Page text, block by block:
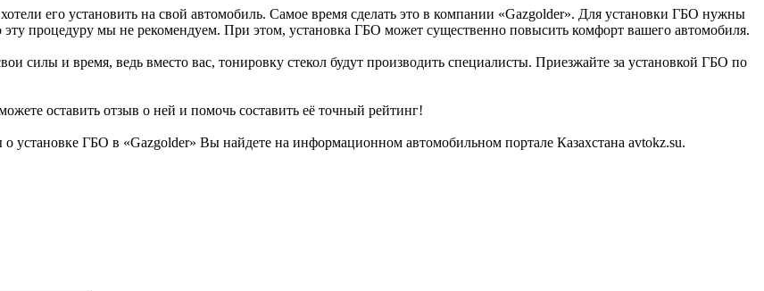
его установить на свой автомобиль. Самое время сделать это в компании «Gazgolder». Для установки ГБО нужны
эту процедуру мы не рекомендуем. При этом, установка ГБО может существенно повысить комфорт вашего автомобиля.
силы и время, ведь вместо вас, тонировку стекол будут производить специалисты. Приезжайте за установкой ГБО по
оставить отзыв о ней и помочь составить её точный рейтинг!
ГБО в «Gazgolder» Вы найдете на информационном автомобильном портале Казахстана avtokz.su.